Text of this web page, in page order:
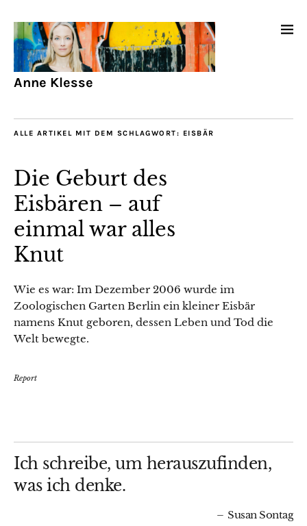
Anne Klesse
ALLE ARTIKEL MIT DEM SCHLAGWORT: EISBÄR
Die Geburt des
Eisbären – auf
einmal war alles
Knut
Wie es war: Im Dezember 2006 wurde im
Zoologischen Garten Berlin ein kleiner Eisbär
namens Knut geboren, dessen Leben und Tod die
Welt bewegte.
Report
Ich schreibe, um herauszufinden,
was ich denke.
Susan Sontag